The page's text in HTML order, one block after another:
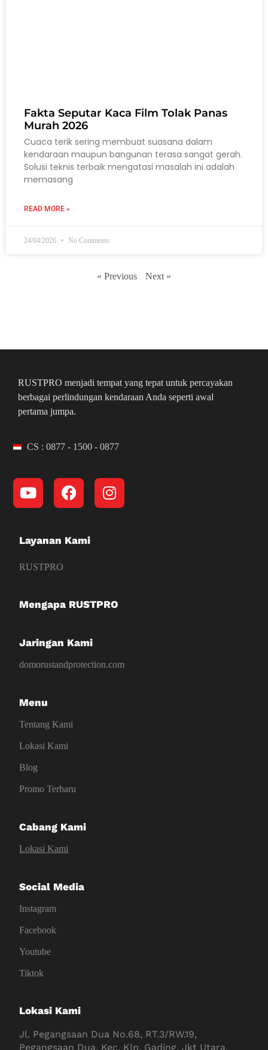
Fakta Seputar Kaca Film Tolak Panas
Murah 2026
Cuaca terik sering membuat suasana dalam
kendaraan maupun bangunan terasa sangat gerah.
Solusi teknis terbaik mengatasi masalah ini adalah
memasang
READ MORE »
24/04/2026 No Comments
« Previous Next »
RUSTPRO menjadi tempat yang tepat untuk percayakan
berbagai perlindungan kendaraan Anda seperti awal
pertama jumpa.
CS : 0877 - 1500 - 0877
Layanan Kami
RUSTPRO
Mengapa RUSTPRO
Jaringan Kami
domorustandprotection.com
Menu
Tentang Kami
Lokasi Kami
Blog
Promo Terbaru
Cabang Kami
Lokasi Kami
Social Media
Instagram
Facebook
Youtube
Tiktok
Lokasi Kami
Jl. Pegangsaan Dua No.68, RT.3/RW.19,
Pegangsaan Dua, Kec. Klp. Gading, Jkt Utara,